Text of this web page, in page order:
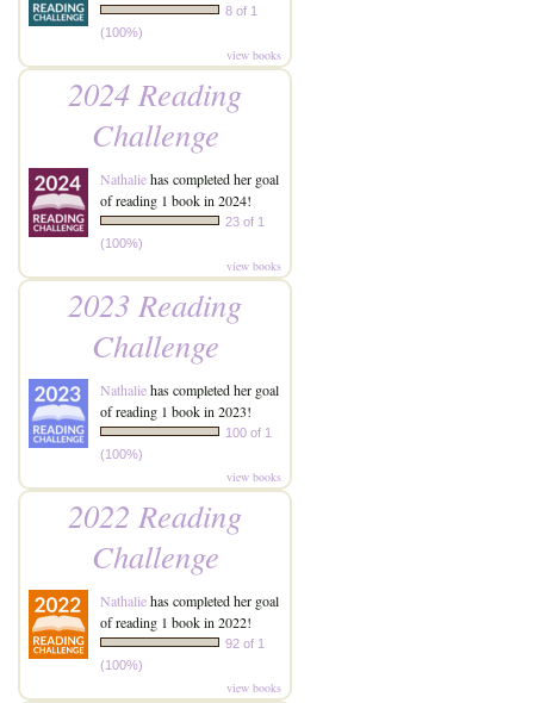
8 of 1
(100%)
view books
2024 Reading
Challenge
Nathaliehas completed her goal
of reading 1 book in 2024!
23 of 1
(100%)
view books
2023 Reading
Challenge
Nathaliehas completed her goal
of reading 1 book in 2023!
100 of 1
(100%)
view books
2022 Reading
Challenge
Nathaliehas completed her goal
of reading 1 book in 2022!
92 of 1
(100%)
view books